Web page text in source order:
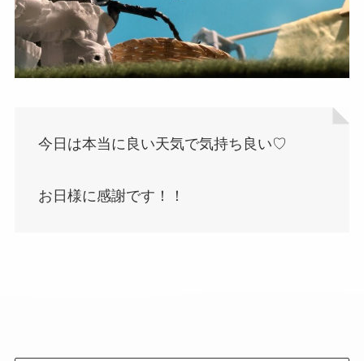
今日は本当に良い天気で気持ち良い♡
お日様に感謝です！！